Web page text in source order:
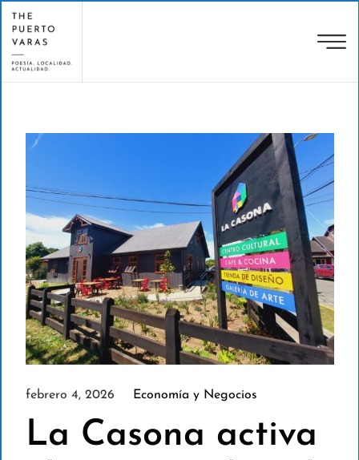
febrero 4, 2026 Economía y Negocios
La Casona activa